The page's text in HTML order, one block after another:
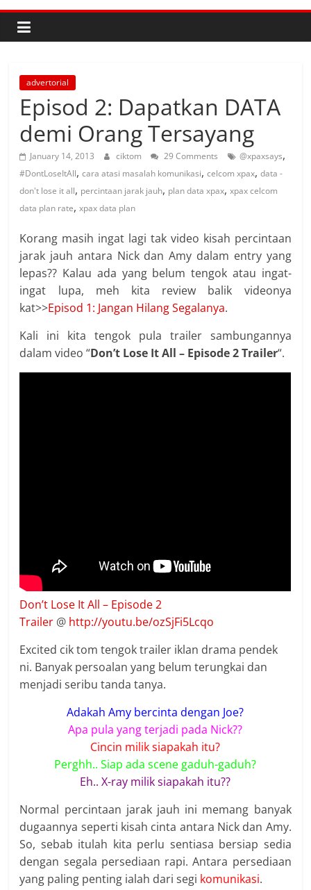
advertorial
Episod 2: Dapatkan DATA
demi Orang Tersayang
January 14, 2013 ciktom 29 Comments @xpaxsays,
#DontLoseItAll,cara atasi masalah komunikasi,celcom xpax,data -
don't lose it all, percintaan jarak jauh, plan data xpax,xpax celcom
data plan rate,xpax data plan
Korang masih ingat lagi tak video kisah percintaan
jarak jauh antara Nick dan Amy dalam entry yang
lepas?? Kalau ada yang belum tengok atau ingat-
ingat lupa, meh kita review balik videonya
kat>>Episod 1: Jangan Hilang Segalanya.
Kali ini kita tengok pula trailer sambungannya
dalam video “Don’t Lose It All – Episode 2 Trailer“.
Don’t Lose It All – Episode 2
Trailer @ http://youtu.be/ozSjFi5Lcqo
Excited cik tom tengok trailer iklan drama pendek
ni. Banyak persoalan yang belum terungkai dan
menjadi seribu tanda tanya.
Adakah Amy bercinta dengan Joe?
Apa pula yang terjadi pada Nick??
Cincin milik siapakah itu?
Perghh.. Siap ada scene gaduh-gaduh?
Eh.. X-ray milik siapakah itu??
Normal percintaan jarak jauh ini memang banyak
dugaannya seperti kisah cinta antara Nick dan Amy.
So, sebab itulah kita perlu sentiasa bersiap sedia
dengan segala persediaan rapi. Antara persediaan
yang paling penting ialah dari segi komunikasi.